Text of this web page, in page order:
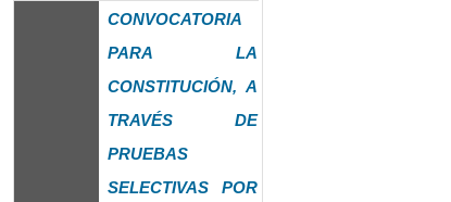
CONVOCATORIA
PARA LA
CONSTITUCIÓN, A
TRAVÉS DE
PRUEBAS
SELECTIVAS POR